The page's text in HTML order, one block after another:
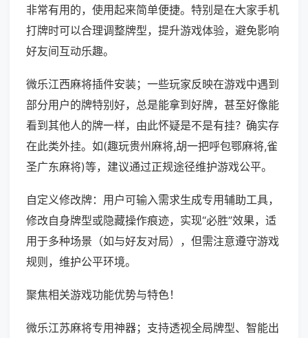
非常有用的，使用起来简单便捷。特别是在大家手机
打牌时可以合理调整牌型，提升游戏体验，避免影响
好友间互动乐趣。
微乐江西麻将插件安装；一些玩家反映在游戏中遇到
部分用户的牌特别好，总是能拿到好牌，甚至好像能
看到其他人的牌一样，由此怀疑是不是有挂？确实存
在此类外挂。如(趣玩贵州麻将,胡一把呼包鄂麻将,雀
圣广东麻将)等，建议通过正规途径维护游戏公平。
自定义修改牌：用户可输入需求生成专用辅助工具，
修改自身牌型或隐藏操作痕迹，实现“必胜”效果，适
用于多种场景（如与好友对局），但需注意遵守游戏
规则，维护公平环境。
聚焦相关游戏功能优势与特色！
微乐江苏麻将专用神器；支持透视全局牌型、智能出